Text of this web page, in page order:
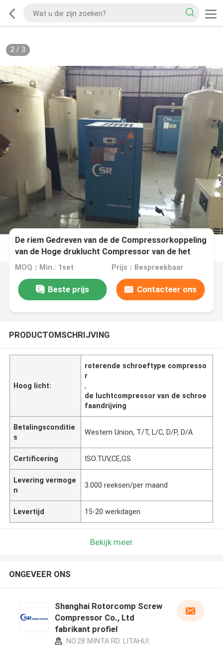
2/ 3
De riem Gedreven van de de Compressorkoppeling
van de Hoge druklucht Compressor van de het
Systeem Kleine Lucht
MOQ：Min.: 1set Prijs：Bespreekbaar
Beste prijs Contacteer ons
PRODUCTOMSCHRIJVING
Hoog licht:
roterende schroeftype compresso
r
,
de luchtcompressor van de schroe
faandrijving
Betalingsconditie
s
Western Union, T/T, L/C, D/P, D/A
Certificering ISO.TUV,CE,GS
Levering vermoge
n
3.000 reeksen/per maand
Levertijd 15-20 werkdagen
Bekijk meer
ONGEVEER ONS
Shanghai Rotorcomp Screw
Compressor Co., Ltd
fabrikant profiel
NO.28 MINTA RD. LITAHUI